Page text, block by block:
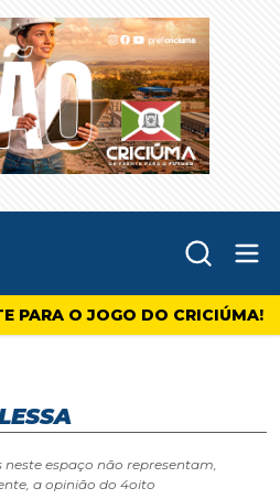
PARA O JOGO DO CRICIÚMA!
neste espaço não representam,
a opinião do 4oito